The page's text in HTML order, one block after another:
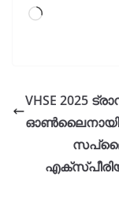
Loading…
VHSE 2025
ഓൺലൈനായി